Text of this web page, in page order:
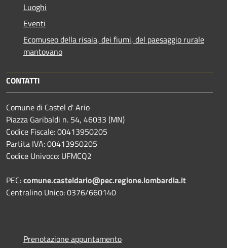
Luoghi
Eventi
Ecomuseo della risaia, dei fiumi, del paesaggio rurale
mantovano
CONTATTI
Comune di Castel d' Ario
Piazza Garibaldi n. 54, 46033 (MN)
Codice Fiscale: 00413950205
Partita IVA: 00413950205
Codice Univoco: UFMCQ2
PEC:comune.casteldario@pec.regione.lombardia.it
Centralino Unico: 0376/660140
Prenotazione appuntamento